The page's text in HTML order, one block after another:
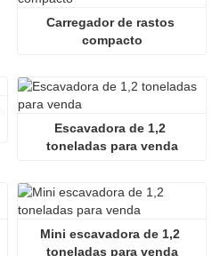
Carregador de rastos
compacto
Escavadora de 1,2
toneladas para venda
Mini escavadora de 1,2
toneladas para venda